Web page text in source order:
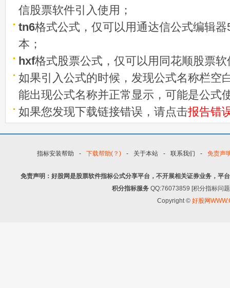
信股票软件引入使用；
tn6格式公式，仅可以用通达信公式编辑
本；
hxf格式股票公式，仅可以用同花顺股票
如果引入公式的时候，发现公式名称栏空
能出现公式名称并正常显示，可能是公式
如果您发现下载链接错误，请点击报告错
指标安装帮助 - 下载帮助(？) - 关于本站 - 联系我们 - 免责声
免责声明：好股网是股票软件指标公式分享平台，不开展相关证券业务，平
积分指标服务 QQ:76073859 [积分指标问
Copyright © 好股网